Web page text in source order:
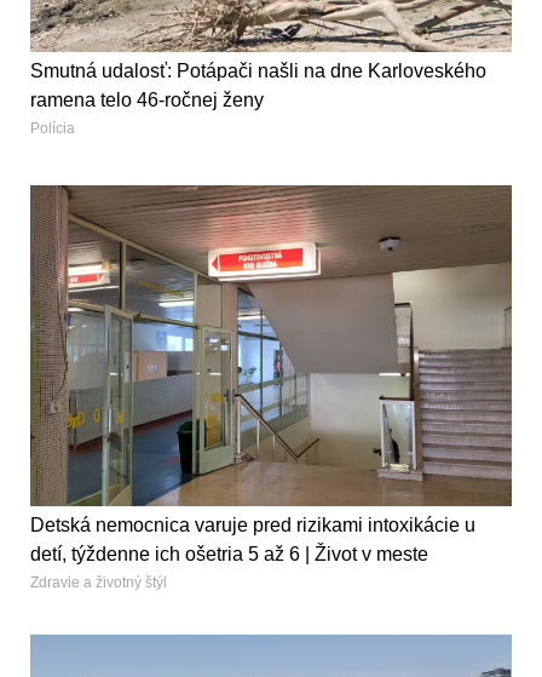
Smutná udalosť: Potápači našli na dne Karloveského
ramena telo 46-ročnej ženy
Polícia
Detská nemocnica varuje pred rizikami intoxikácie u
detí, týždenne ich ošetria 5 až 6 | Život v meste
Zdravie a životný štýl